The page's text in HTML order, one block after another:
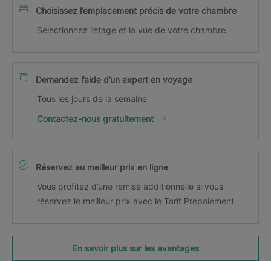
Choisissez l’emplacement précis de votre chambre
Sélectionnez l’étage et la vue de votre chambre.
Demandez l’aide d’un expert en voyage
Tous les jours de la semaine
Contactez-nous gratuitement
Réservez au meilleur prix en ligne
Vous profitez d’une remise additionnelle si vous
réservez le meilleur prix avec le Tarif Prépaiement
En savoir plus sur les avantages